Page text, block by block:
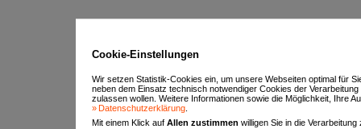
Cookie-Einstellungen
Wir setzen Statistik-Cookies ein, um unsere Webseiten optimal für
neben dem Einsatz technisch notwendiger Cookies der
zulassen wollen. Weitere Informationen sowie die Möglichkeit, Ihre
Datenschutzerklärung
Mit einem Klick auf Allen zustimmen willigen Sie in die